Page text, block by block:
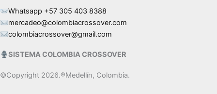
Whatsapp +57 305 403 8388
mercadeo@colombiacrossover.com
colombiacrossover@gmail.com
SISTEMA COLOMBIA CROSSOVER
©️Copyright 2026.®️Medellín, Colombia.